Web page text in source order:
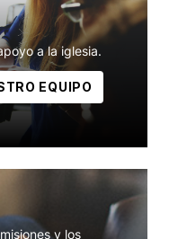
a la iglesia.
EQUIPO
y los